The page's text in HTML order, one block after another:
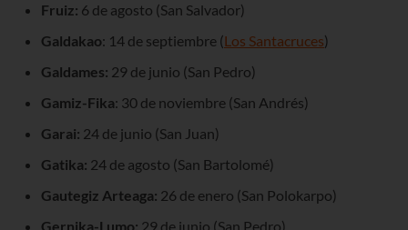
Fruiz: 6 de agosto (San Salvador)
Galdakao: 14 de septiembre (Los Santacruces)
Galdames: 29 de junio (San Pedro)
Gamiz-Fika: 30 de noviembre (San Andrés)
Garai: 24 de junio (San Juan)
Gatika: 24 de agosto (San Bartolomé)
Gautegiz Arteaga: 26 de enero (San Polokarpo)
Gernika-Lumo: 29 de junio (San Pedro)